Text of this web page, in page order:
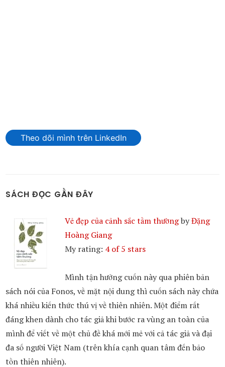
Theo dõi mình trên LinkedIn
SÁCH ĐỌC GẦN ĐÂY
Vẻ đẹp của cảnh sắc tầm thườngbyĐặng
Hoàng Giang
My rating: 4 of 5 stars
Mình tận hưởng cuốn này qua phiên bản
sách nói của Fonos, về mặt nội dung thì cuốn sách này chứa
khá nhiều kiến thức thú vị về thiên nhiên. Một điểm rất
đáng khen dành cho tác giả khi bước ra vùng an toàn của
mình để viết về một chủ đề khá mới mẻ với cả tác giả và đại
đa số người Việt Nam (trên khía cạnh quan tâm đến bảo
tồn thiên nhiên).